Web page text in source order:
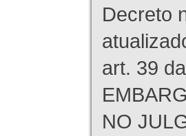
Decreto
art. 39
NO